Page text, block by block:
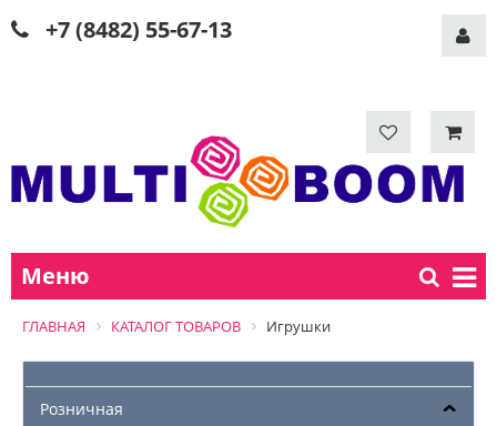
+7 (8482) 55-67-13
Меню
ГЛАВНАЯ КАТАЛОГ ТОВАРОВ Игрушки
Розничная